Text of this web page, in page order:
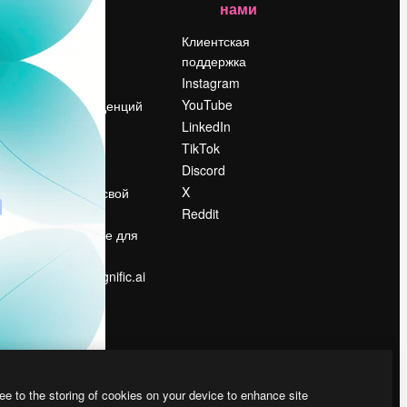
О нас
Вакансии
Поиск тенденций
Slidesgo
Продайте свой
Помещение для
Ищете magnific.ai
нами
Клиентская
поддержка
Instagram
YouTube
LinkedIn
TikTok
Discord
X
Reddit
to the storing of cookies on your device to enhance site